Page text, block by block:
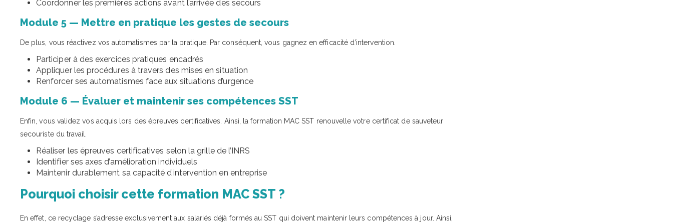
Coordonner les premières actions avant l’arrivée des secours
Module 5 — Mettre en pratique les gestes de secours
De plus, vous réactivez vos automatismes par la pratique. Par conséquent, vous gagnez en efficacité d’intervention.
Participer à des exercices pratiques encadrés
Appliquer les procédures à travers des mises en situation
Renforcer ses automatismes face aux situations d’urgence
Module 6 — Évaluer et maintenir ses compétences SST
Enfin, vous validez vos acquis lors des épreuves certificatives. Ainsi, la formation MAC SST renouvelle votre certificat de sauveteur
secouriste du travail.
Réaliser les épreuves certificatives selon la grille de l’INRS
Identifier ses axes d’amélioration individuels
Maintenir durablement sa capacité d’intervention en entreprise
Pourquoi choisir cette formation MAC SST ?
En effet, ce recyclage s’adresse exclusivement aux salariés déjà formés au SST qui doivent maintenir leurs compétences à jour. Ainsi,